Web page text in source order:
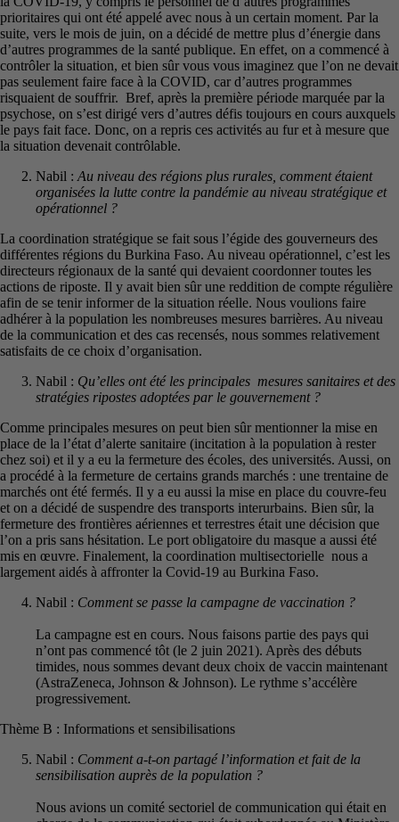
prioritaires qui ont été appelé avec nous à un certain moment. Par la
suite, vers le mois de juin, on a décidé de mettre plus d’énergie dans
d’autres programmes de la santé publique. En effet, on a commencé à
contrôler la situation, et bien sûr vous vous imaginez que l’on ne devait
pas seulement faire face à la COVID, car d’autres programmes
risquaient de souffrir. Bref, après la première période marquée par la
psychose, on s’est dirigé vers d’autres défis toujours en cours auxquels
le pays fait face. Donc, on a repris ces activités au fur et à mesure que
la situation devenait contrôlable.
Nabil : Au niveau des régions plus rurales, comment étaient
organisées la lutte contre la pandémie au niveau stratégique et
opérationnel ?
La coordination stratégique se fait sous l’égide des gouverneurs des
différentes régions du Burkina Faso. Au niveau opérationnel, c’est les
directeurs régionaux de la santé qui devaient coordonner toutes les
actions de riposte. Il y avait bien sûr une reddition de compte régulière
afin de se tenir informer de la situation réelle. Nous voulions faire
adhérer à la population les nombreuses mesures barrières. Au niveau
de la communication et des cas recensés, nous sommes relativement
satisfaits de ce choix d’organisation.
Nabil : Qu’elles ont été les principales mesures sanitaires et des
stratégies ripostes adoptées par le gouvernement ?
Comme principales mesures on peut bien sûr mentionner la mise en
place de la l’état d’alerte sanitaire (incitation à la population à rester
chez soi) et il y a eu la fermeture des écoles, des universités. Aussi, on
a procédé à la fermeture de certains grands marchés : une trentaine de
marchés ont été fermés. Il y a eu aussi la mise en place du couvre-feu
et on a décidé de suspendre des transports interurbains. Bien sûr, la
fermeture des frontières aériennes et terrestres était une décision que
l’on a pris sans hésitation. Le port obligatoire du masque a aussi été
mis en œuvre. Finalement, la coordination multisectorielle nous a
largement aidés à affronter la Covid-19 au Burkina Faso.
Nabil : Comment se passe la campagne de vaccination ?
La campagne est en cours. Nous faisons partie des pays qui
n’ont pas commencé tôt (le 2 juin 2021). Après des débuts
timides, nous sommes devant deux choix de vaccin maintenant
(AstraZeneca, Johnson & Johnson). Le rythme s’accélère
progressivement.
Thème B : Informations et sensibilisations
Nabil : Comment a-t-on partagé l’information et fait de la
sensibilisation auprès de la population ?
Nous avions un comité sectoriel de communication qui était en